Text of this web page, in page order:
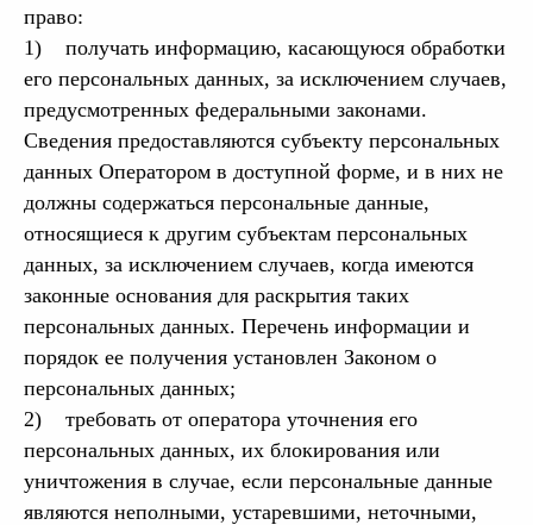
право:
1) получать информацию, касающуюся обработки
его персональных данных, за исключением случаев,
предусмотренных федеральными законами.
Сведения предоставляются субъекту персональных
данных Оператором в доступной форме, и в них не
должны содержаться персональные данные,
относящиеся к другим субъектам персональных
данных, за исключением случаев, когда имеются
законные основания для раскрытия таких
персональных данных. Перечень информации и
порядок ее получения установлен Законом о
персональных данных;
2) требовать от оператора уточнения его
персональных данных, их блокирования или
уничтожения в случае, если персональные данные
являются неполными, устаревшими, неточными,